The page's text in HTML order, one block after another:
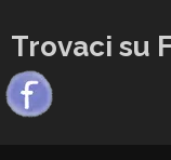
Trovaci su